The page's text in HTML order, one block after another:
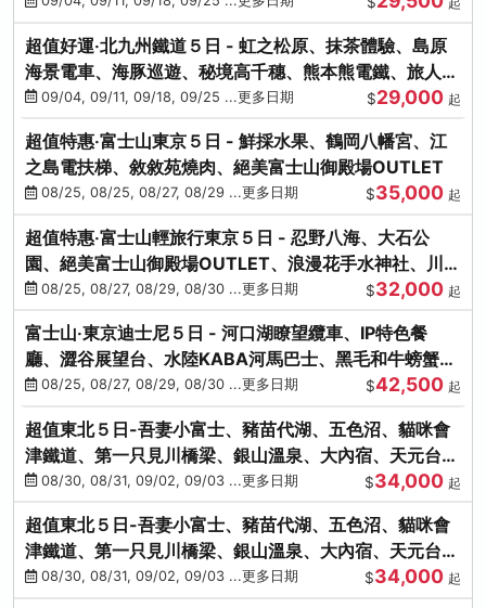
超值好運‧北九州鐵道５日 - 虹之松原、抹茶體驗、島原
海景電車、海豚巡遊、秘境高千穗、熊本熊電鐵、旅人觀
光列車-台中出發
09/04, 09/11, 09/18, 09/25 ...更多日期 $29,000 起
超值特惠‧富士山東京５日 - 鮮採水果、鶴岡八幡宮、江
之島電扶梯、敘敘苑燒肉、絕美富士山御殿場OUTLET
08/25, 08/25, 08/27, 08/29 ...更多日期 $35,000 起
超值特惠‧富士山輕旅行東京５日 - 忍野八海、大石公
園、絕美富士山御殿場OUTLET、浪漫花手水神社、川越
小江戶
08/25, 08/27, 08/29, 08/30 ...更多日期 $32,000 起
富士山‧東京迪士尼５日 - 河口湖瞭望纜車、IP特色餐
廳、澀谷展望台、水陸KABA河馬巴士、黑毛和牛螃蟹美
饌、季節採果
08/25, 08/27, 08/29, 08/30 ...更多日期 $42,500 起
超值東北５日-吾妻小富士、豬苗代湖、五色沼、貓咪會
津鐵道、第一只見川橋梁、銀山溫泉、大內宿、天元台高
原纜車
08/30, 08/31, 09/02, 09/03 ...更多日期 $34,000 起
超值東北５日-吾妻小富士、豬苗代湖、五色沼、貓咪會
津鐵道、第一只見川橋梁、銀山溫泉、大內宿、天元台高
原纜車
08/30, 08/31, 09/02, 09/03 ...更多日期 $34,000 起